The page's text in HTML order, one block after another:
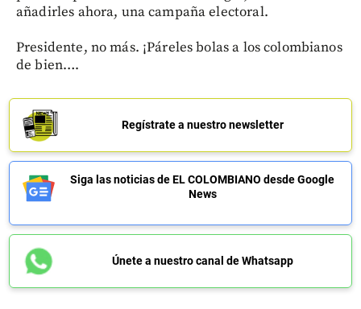
añadirles ahora, una campaña electoral.
Presidente, no más. ¡Páreles bolas a los colombianos
de bien….
Regístrate a nuestro newsletter
Siga las noticias de EL COLOMBIANO desde Google
News
Únete a nuestro canal de Whatsapp